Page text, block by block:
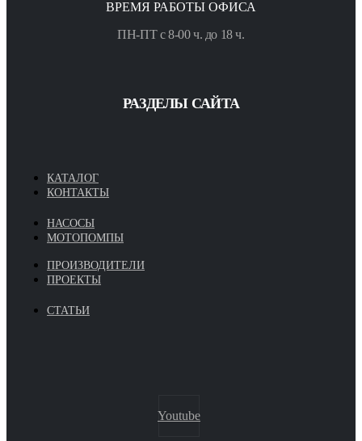
ВРЕМЯ РАБОТЫ ОФИСА
ПН-ПТ с 8-00 ч. до 18 ч.
РАЗДЕЛЫ САЙТА
КАТАЛОГ
КОНТАКТЫ
НАСОСЫ
МОТОПОМПЫ
ПРОИЗВОДИТЕЛИ
ПРОЕКТЫ
СТАТЬИ
Youtube